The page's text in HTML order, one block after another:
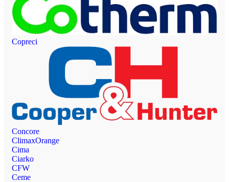
Copreci
Concore
ClimaxOrange
Cima
Ciarko
CFW
Ceme